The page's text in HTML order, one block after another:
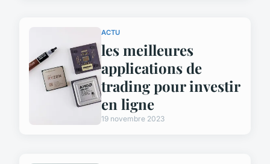
ACTU
les meilleures
applications de
trading pour investir
en ligne
19 novembre 2023